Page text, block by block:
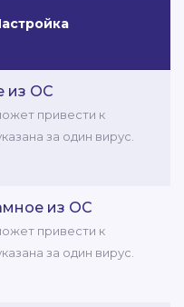
из ОС
привести к
за один вирус.
из ОС
привести к
за один вирус.